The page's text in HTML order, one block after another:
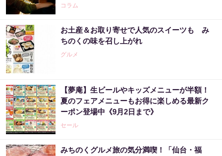
コラム
お土産＆お取り寄せで人気のスイーツも み
ちのくの味を召し上がれ
グルメ
【夢庵】生ビールやキッズメニューが半額！
夏のフェアメニューもお得に楽しめる最新ク
ーポン登場中《9月2日まで》
セール
みちのくグルメ旅の気分満喫！「仙台・福